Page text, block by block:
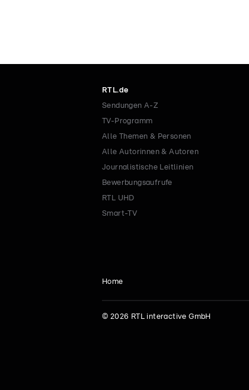
RTL.de
Sendungen A-Z
TV-Programm
Alle Themen & Personen
Alle Autorinnen & Autoren
Journalistische Leitlinien
Bewerbungsaufrufe
RTL UHD
Smart-TV
Home
© 2026 RTL interactive GmbH